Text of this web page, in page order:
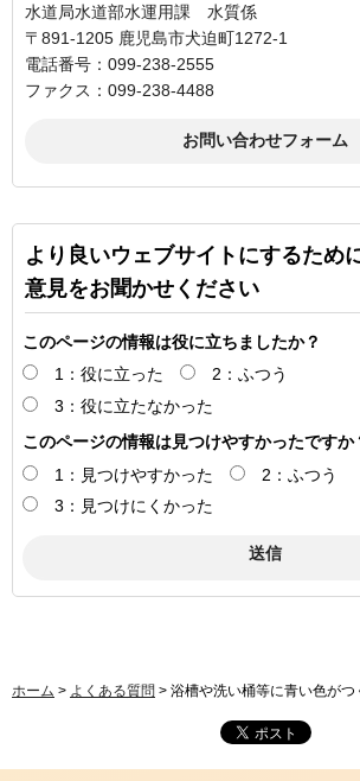
水道局水道部水運用課 水質係
〒891-1205 鹿児島市犬迫町1272-1
電話番号：099-238-2555
ファクス：099-238-4488
より良いウェブサイトにするため
意見をお聞かせください
このページの情報は役に立ちましたか？
1：役に立った
2：ふつう
3：役に立たなかった
このページの情報は見つけやすかったですか
1：見つけやすかった
2：ふつう
3：見つけにくかった
ホーム > よくある質問 > 浴槽や洗い桶等に青い色がつ